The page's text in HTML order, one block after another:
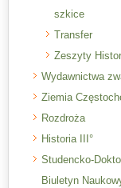
szkice
Transfer
Zeszyty
Wydawnictwa
Ziemia
Rozdroża
Historia III°
Studencko-
Biuletyn